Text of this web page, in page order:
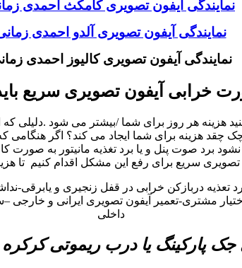
نمایندگی آیفون تصویری کامکث احمدی
نمایندگی آیفون تصویری آلدو احمدی
نمایندگی آیفون تصویری کالیوز احمدی
خرابی آیفون تصویری سریع
هر روز برای شما /بیشتر می شود .دلیلی که
برای شما ایجاد می کند؟ اگر هنگامی که
صوت پنل و یا برد تغذیه مانیتور به صورت
سریع برای رفع این مشکل اقدام کنیم تا
تعذیه دربازکن خرابی در قفل زنجیری و یابرقی-
مشتری-تعمیر آیفون تصویری ایرانی و خارجی
داخلی
پارکینگ یا درب ریموتی